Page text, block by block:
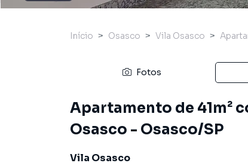
Início Osasco Vila Osasco
Fotos
Apartamento de 41m²
Osasco - Osasco/SP
Vila Osasco